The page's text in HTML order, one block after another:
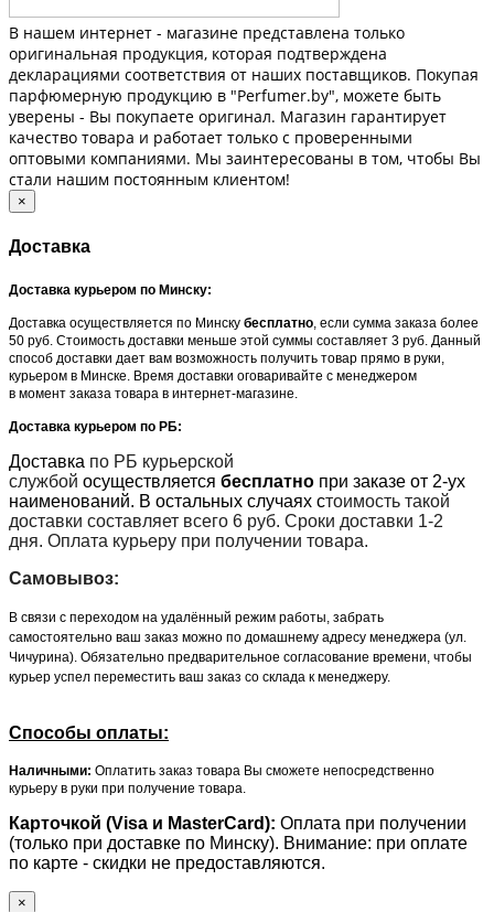
В нашем интернет - магазине представлена только
оригинальная продукция, которая подтверждена
декларациями соответствия от наших поставщиков. Покупая
парфюмерную продукцию в "Perfumer.by", можете быть
уверены - Вы покупаете оригинал. Магазин гарантирует
качество товара и работает только с проверенными
оптовыми компаниями. Мы заинтересованы в том, чтобы Вы
стали нашим постоянным клиентом!
×
Доставка
Доставка курьером по Минску:
Доставка осуществляется по Минску бесплатно, если сумма заказа более
50 руб. Стоимость доставки меньше этой суммы составляет 3 руб. Данный
способ доставки дает вам возможность получить товар прямо в руки,
курьером в Минске. Время доставки оговаривайте с менеджером
в момент заказа товара в интернет-магазине.
Доставка курьером по РБ:
Доставка по РБ курьерской
службой осуществляется бесплатно при заказе от 2-ух
наименований. В остальных случаях стоимость такой
доставки составляет всего 6 руб. Сроки доставки 1-2
дня. Оплата курьеру при получении товара.
Самовывоз:
В связи с переходом на удалённый режим работы, забрать
самостоятельно ваш заказ можно по домашнему адресу менеджера (ул.
Чичурина). Обязательно предварительное согласование времени, чтобы
курьер успел переместить ваш заказ со склада к менеджеру.
Способы оплаты:
Наличными: Оплатить заказ товара Вы сможете непосредственно
курьеру в руки при получение товара.
Карточкой (Visa и MasterCard): Оплата при получении
(только при доставке по Минску). Внимание: при оплате
по карте - скидки не предоставляются.
×